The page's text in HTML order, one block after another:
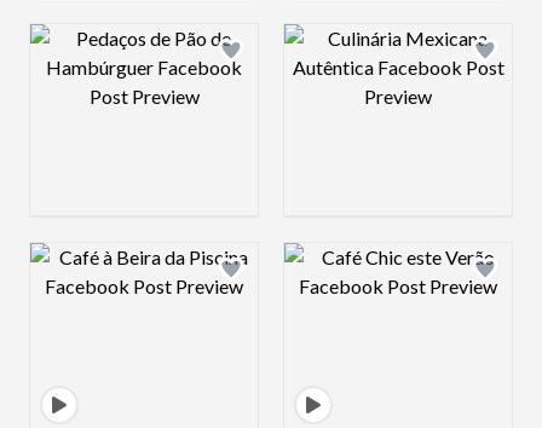
Design preview image Design preview
Design preview image Design preview